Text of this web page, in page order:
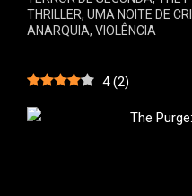
THRILLER, UMA NOITE DE
ANARQUIA, VIOLÊNCIA
4 (2)